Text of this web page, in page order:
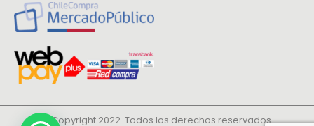
© Copyright 2022. Todos los derechos reservados.